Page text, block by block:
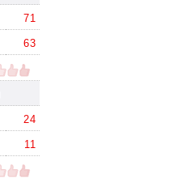
71
63
24
11